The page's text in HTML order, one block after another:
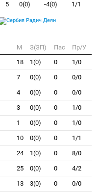
5 0(0) -4(0) 1/1
Радич Деян
M З(ЗП) Пас
Пр/У
18 1(0) 0 1/0
7 0(0) 0 0/0
4 0(0) 0 0/0
3 0(0) 0 1/0
1 0(0) 0 1/0
10 0(0) 0 1/1
24 1(0) 0 8/0
25 0(0) 0 4/2
13 3(0) 0 0/0